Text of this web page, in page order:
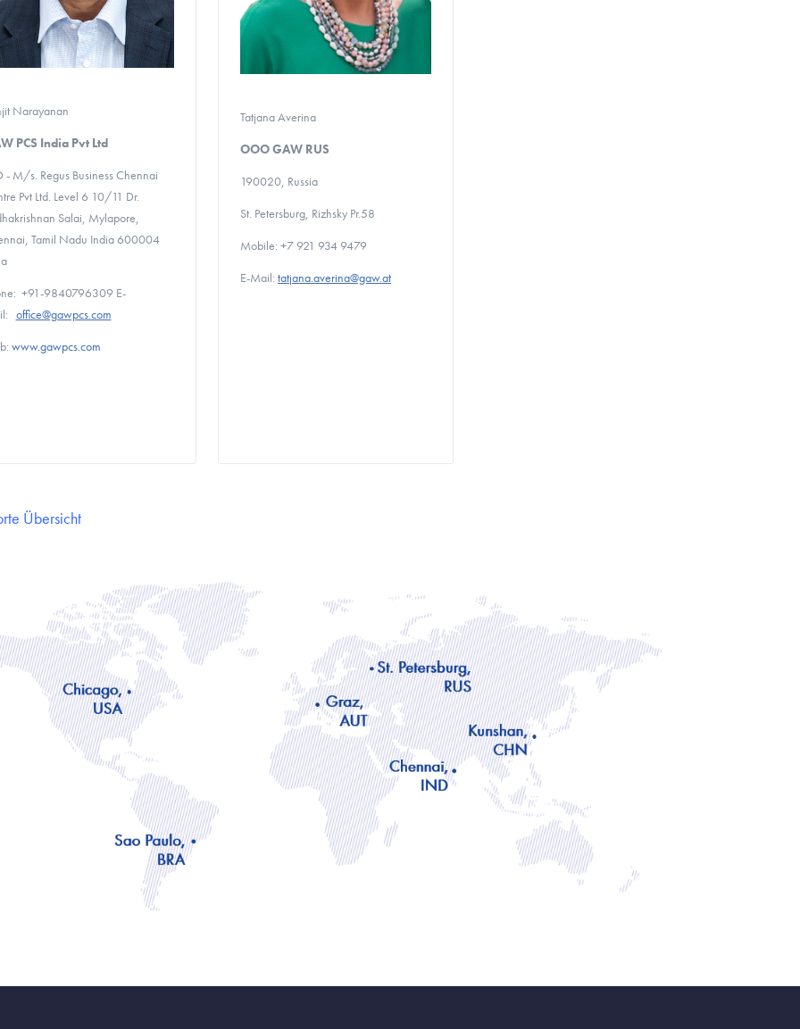
Narayanan
PCS India Pvt Ltd
- M/s. Regus Business Chennai
Pvt Ltd. Level 6 10/11 Dr.
Salai, Mylapore,
Tamil Nadu India 600004
+91-9840796309 E-
office@gawpcs.com
www.gawpcs.com
Tatjana Averina
OOO GAW RUS
190020, Russia
St. Petersburg, Rizhsky Pr.58
Mobile: +7 921 934 9479
E-Mail: tatjana.averina@gaw.at
Übersicht